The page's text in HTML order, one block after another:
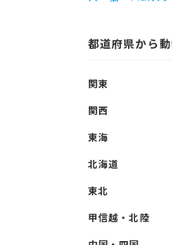
都道府県から
関東
関西
東海
北海道
東北
甲信越・北陸